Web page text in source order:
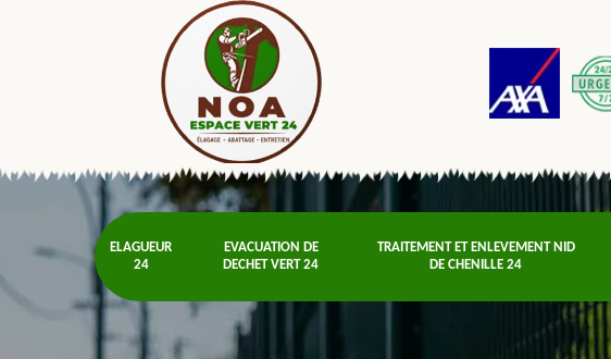
ELAGUEUR
24
EVACUATION DE
DECHET VERT 24
TRAITEMENT ET ENLEVEMENT NID
DE CHENILLE 24